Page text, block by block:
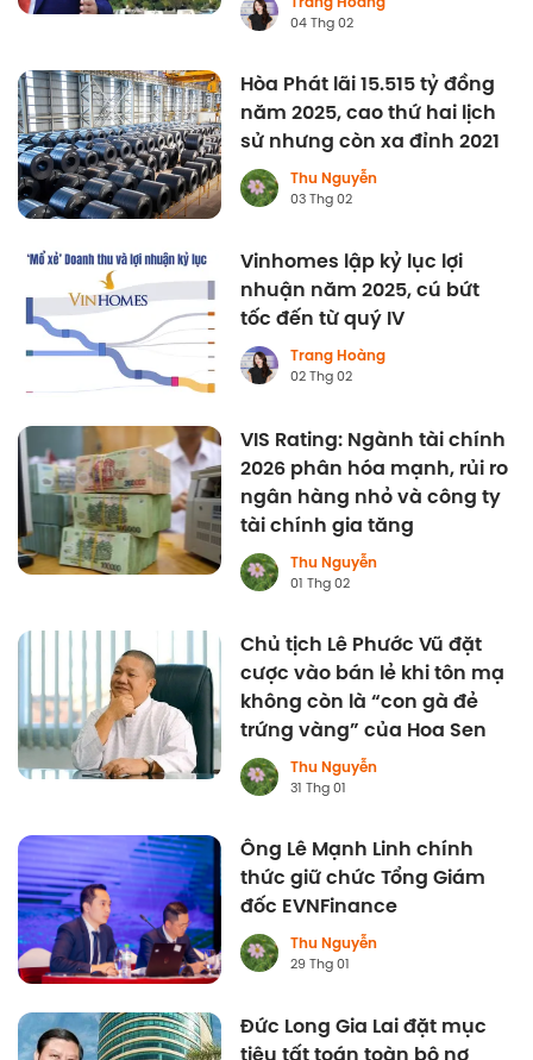
04 Thg 02
Hòa Phát lãi 15.515 tỷ đồng
năm 2025, cao thứ hai lịch
sử nhưng còn xa đỉnh 2021
Thu Nguyễn
03 Thg 02
Vinhomes lập kỷ lục lợi
nhuận năm 2025, cú bứt
tốc đến từ quý IV
Trang Hoàng
02 Thg 02
VIS Rating: Ngành tài chính
2026 phân hóa mạnh, rủi ro
ngân hàng nhỏ và công ty
tài chính gia tăng
Thu Nguyễn
01 Thg 02
Chủ tịch Lê Phước Vũ đặt
cược vào bán lẻ khi tôn mạ
không còn là “con gà đẻ
trứng vàng” của Hoa Sen
Thu Nguyễn
31 Thg 01
Ông Lê Mạnh Linh chính
thức giữ chức Tổng Giám
đốc EVNFinance
Thu Nguyễn
29 Thg 01
Đức Long Gia Lai đặt mục